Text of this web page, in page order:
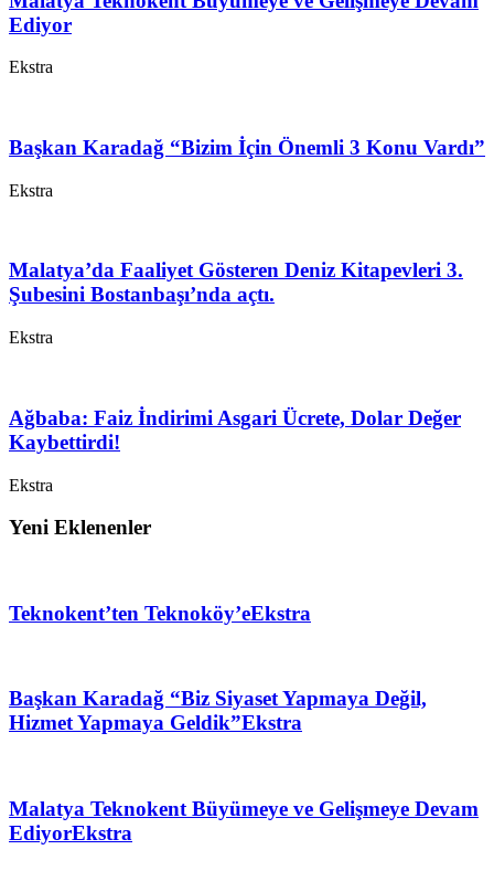
Ediyor
Ekstra
Başkan Karadağ “Bizim İçin Önemli 3 Konu Vardı”
Ekstra
Malatya’da Faaliyet Gösteren Deniz Kitapevleri 3.
Şubesini Bostanbaşı’nda açtı.
Ekstra
Ağbaba: Faiz İndirimi Asgari Ücrete, Dolar Değer
Kaybettirdi!
Ekstra
Yeni Eklenenler
Teknokent’ten Teknoköy’eEkstra
Başkan Karadağ “Biz Siyaset Yapmaya Değil,
Hizmet Yapmaya Geldik”Ekstra
Malatya Teknokent Büyümeye ve Gelişmeye Devam
EdiyorEkstra